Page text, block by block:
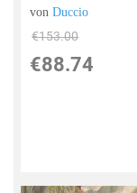
vonDuccio
€153.00
€88.74